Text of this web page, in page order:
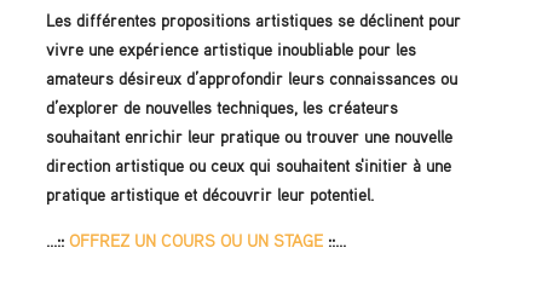
Les différentes propositions artistiques se déclinent pour
vivre une expérience artistique inoubliable pour les
amateurs désireux d’approfondir leurs connaissances ou
d’explorer de nouvelles techniques, les créateurs
souhaitant enrichir leur pratique ou trouver une nouvelle
direction artistique ou ceux qui souhaitent s'initier à une
pratique artistique et découvrir leur potentiel.
...:: OFFREZ UN COURS OU UN STAGE ::...